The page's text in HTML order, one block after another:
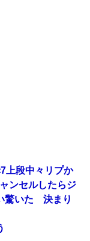
上段中々リプか
ンセルしたらジ
驚いた 決まり